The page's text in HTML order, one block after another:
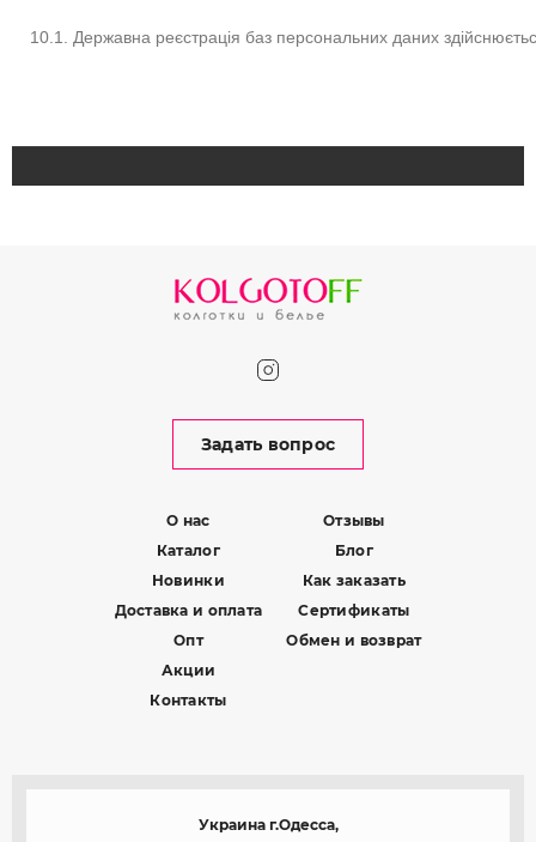
10.1. Державна реєстрація баз персональних даних
Задать вопрос
О нас
Каталог
Новинки
Доставка и оплата
Опт
Акции
Контакты
Отзывы
Блог
Как заказать
Сертификаты
Обмен и возврат
Украина г.Одесса,